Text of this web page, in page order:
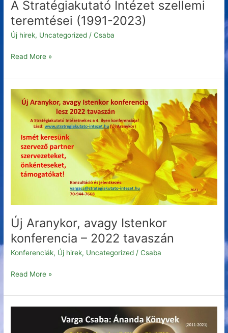
A Stratégiakutató Intézet szellemi
teremtései (1991-2023)
Új hirek, Uncategorized /Csaba
Read More »
Új Aranykor, avagy Istenkor
konferencia – 2022 tavaszán
Konferenciák, Új hirek, Uncategorized /Csaba
Aranykor,
avagy
Istenkor
konferencia
2022
tavaszán
Read More »